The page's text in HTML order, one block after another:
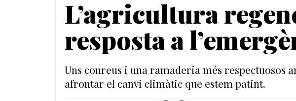
L’agricultura
resposta a
Uns conreus i una ramaderia més
afrontar el canvi climàtic que estem patint.